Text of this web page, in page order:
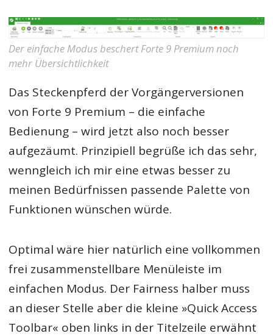
Der einfache Modus beschert Forte 9 Premium noch
mehr Übersichtlichkeit
Das Steckenpferd der Vorgängerversionen
von Forte 9 Premium – die einfache
Bedienung – wird jetzt also noch besser
aufgezäumt. Prinzipiell begrüße ich das sehr,
wenngleich ich mir eine etwas besser zu
meinen Bedürfnissen passende Palette von
Funktionen wünschen würde.
Optimal wäre hier natürlich eine vollkommen
frei zusammenstellbare Menüleiste im
einfachen Modus. Der Fairness halber muss
an dieser Stelle aber die kleine »Quick Access
Toolbar« oben links in der Titelzeile erwähnt